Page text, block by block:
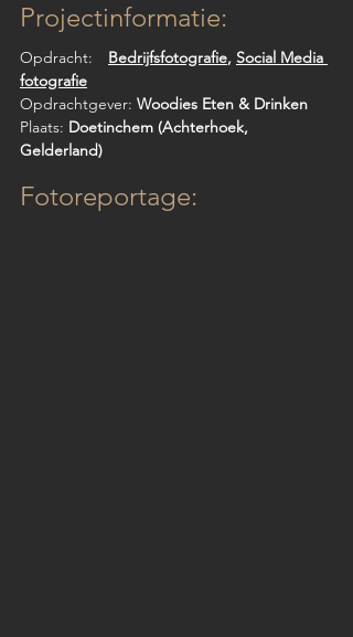
Projectinformatie:
Bedrijfsfotografie, Social Media
fotografie
Opdrachtgever: Woodies Eten & Drinken
Plaats: Doetinchem (Achterhoek,
Gelderland)
Fotoreportage: